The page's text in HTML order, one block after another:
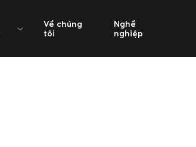
Về chúng
tôi
Nghề
nghiệp